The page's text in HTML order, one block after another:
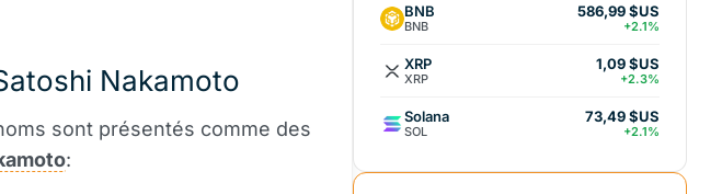
Nakamoto
sont présentés comme des
:
BNB
BNB
586,99 $US
+2.1%
XRP
XRP
1,09 $US
+2.3%
Solana
SOL
73,49 $US
+2.1%